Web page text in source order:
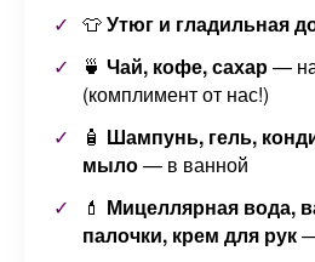
👕Утюг и гладильная
🍵 Чай, кофе, сахар—
(комплимент от нас!)
🧴 Шампунь, гель,
мыло— в ванной
💄 Мицеллярная вода,
палочки, крем для рук